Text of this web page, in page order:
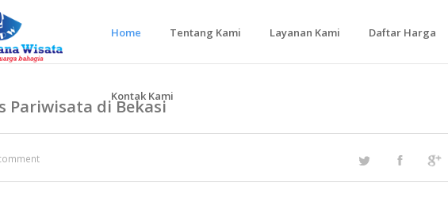
Home Tentang Kami Layanan Kami Daftar Harga
Kontak Kami
Pariwisata di Bekasi